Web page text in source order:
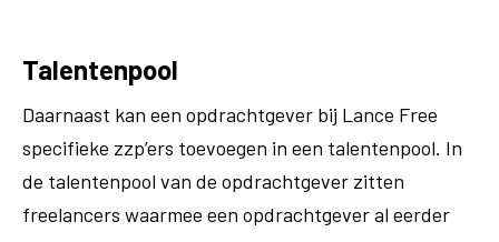
Talentenpool
Daarnaast kan een opdrachtgever bij Lance Free
specifieke zzp’ers toevoegen in een talentenpool. In
de talentenpool van de opdrachtgever zitten
freelancers waarmee een opdrachtgever al eerder